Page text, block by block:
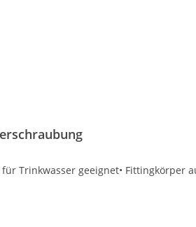
Trinkwasser geeignet• Fittingkörper